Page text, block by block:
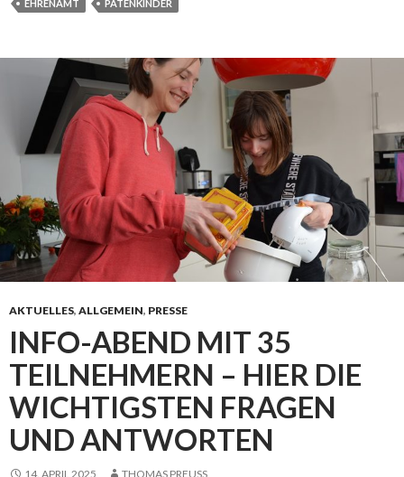
EHRENAMT PATENKINDER
AKTUELLES, ALLGEMEIN, PRESSE
INFO-ABEND MIT 35
TEILNEHMERN – HIER DIE
WICHTIGSTEN FRAGEN
UND ANTWORTEN
14. APRIL 2025 THOMAS PREUSS